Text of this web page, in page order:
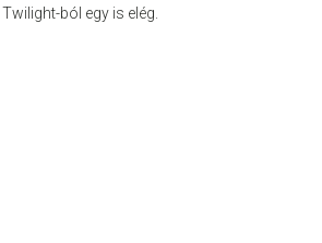
Twilight-ból egy is elég.